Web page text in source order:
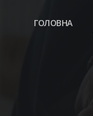
ГОЛОВНА